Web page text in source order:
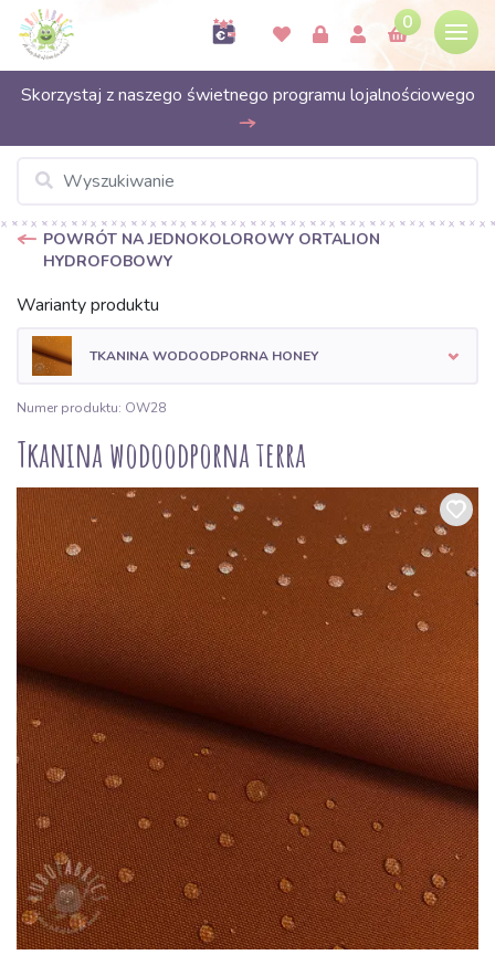
0
Skorzystaj z naszego świetnego programu lojalnościowego
POWRÓT NA JEDNOKOLOROWY ORTALION
HYDROFOBOWY
Warianty produktu
TKANINA WODOODPORNA HONEY
Numer produktu: OW28
Tkanina wodoodporna terra